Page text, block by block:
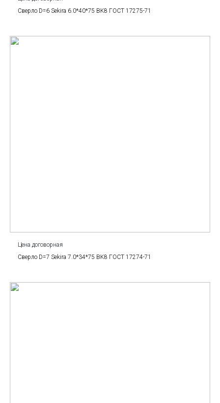
Сверло D=6 Sekira 6.0*40*75 BK8 ГОСТ 17275-71
Цена договорная
Сверло D=7 Sekira 7.0*34*75 BK8 ГОСТ 17274-71